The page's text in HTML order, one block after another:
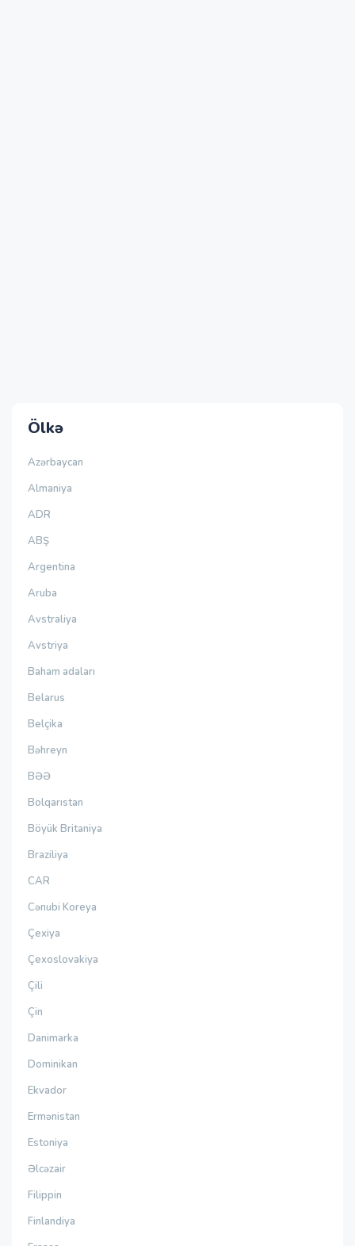
Ölkə
Azərbaycan
Almaniya
ADR
ABŞ
Argentina
Aruba
Avstraliya
Avstriya
Baham adaları
Belarus
Belçika
Bəhreyn
BƏƏ
Bolqarıstan
Böyük Britaniya
Braziliya
CAR
Cənubi Koreya
Çexiya
Çexoslovakiya
Çili
Çin
Danimarka
Dominikan
Ekvador
Ermənistan
Estoniya
Əlcəzair
Filippin
Finlandiya